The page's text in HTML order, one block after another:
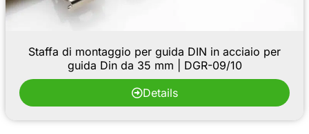
Staffa di montaggio per guida DIN in acciaio per
guida Din da 35 mm | DGR-09/10
Details